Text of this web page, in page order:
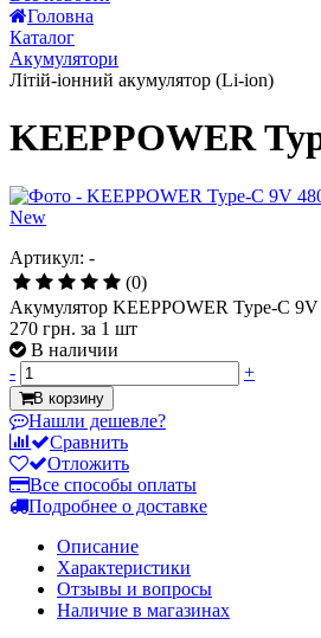
Головна
Каталог
Акумулятори
Літій-іонний акумулятор (Li-ion)
KEEPPOWER
New
Артикул: -
(0)
Акумулятор KEEPPOWER Type-C
270 грн. за 1 шт
В наличии
-
+
В корзину
Нашли дешевле?
Сравнить
Отложить
Все способы оплаты
Подробнее о доставке
Описание
Характеристики
Отзывы и вопросы
Наличие в магазинах